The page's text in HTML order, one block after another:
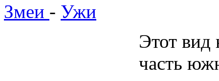
Змеи - Ужи
Этот вид
часть